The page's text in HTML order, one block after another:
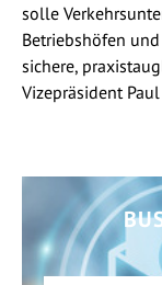
solle
Betriebshöfen
sichere,
Vizepräsident